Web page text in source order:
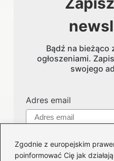
Zgodnie z europejskim
poinformować Cię jak
Bądź na bieżąco
ogłoszeniami.
swojego
Adres email